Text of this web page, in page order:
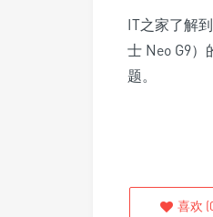
IT之家了解
士 Neo G9
题。
喜欢 (